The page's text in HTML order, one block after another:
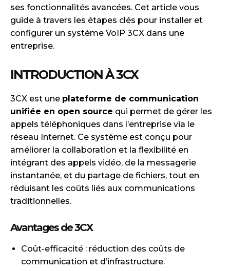
ses fonctionnalités avancées. Cet article vous
guide à travers les étapes clés pour installer et
configurer un système VoIP 3CX dans une
entreprise.
INTRODUCTION À 3CX
3CX est une plateforme de communication
unifiée en open source qui permet de gérer les
appels téléphoniques dans l’entreprise via le
réseau Internet. Ce système est conçu pour
améliorer la collaboration et la flexibilité en
intégrant des appels vidéo, de la messagerie
instantanée, et du partage de fichiers, tout en
réduisant les coûts liés aux communications
traditionnelles.
Avantages de 3CX
Coût-efficacité : réduction des coûts de
communication et d’infrastructure.